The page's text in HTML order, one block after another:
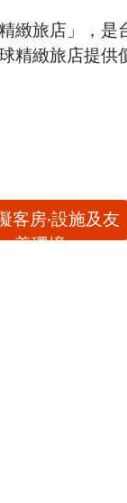
緻旅店」，是
精緻旅店提供
客房‧設施及友
善環境